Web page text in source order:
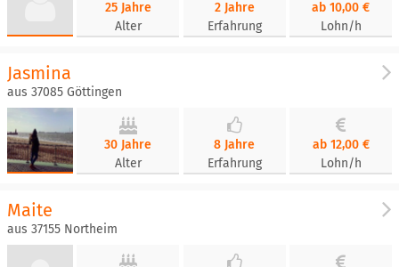
25 Jahre
Alter
2 Jahre
Erfahrung
ab 10,00 €
Lohn/h
Jasmina
aus 37085 Göttingen
30 Jahre
Alter
8 Jahre
Erfahrung
ab 12,00 €
Lohn/h
Maite
aus 37155 Northeim